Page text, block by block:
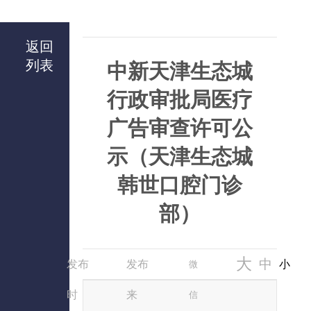
返回
列表
中新天津生态城
行政审批局医疗
广告审查许可公
示（天津生态城
韩世口腔门诊
部）
发布
时
发布
来
微
信
大 中 小